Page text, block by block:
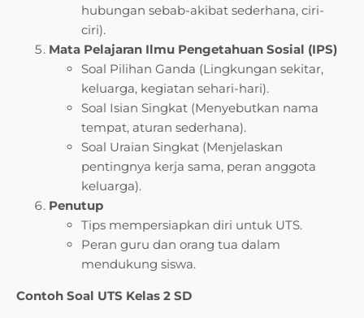
hubungan sebab-akibat sederhana, ciri-
ciri).
Mata Pelajaran Ilmu Pengetahuan Sosial (IPS)
Soal Pilihan Ganda (Lingkungan sekitar,
keluarga, kegiatan sehari-hari).
Soal Isian Singkat (Menyebutkan nama
tempat, aturan sederhana).
Soal Uraian Singkat (Menjelaskan
pentingnya kerja sama, peran anggota
keluarga).
Penutup
Tips mempersiapkan diri untuk UTS.
Peran guru dan orang tua dalam
mendukung siswa.
Contoh Soal UTS Kelas 2 SD